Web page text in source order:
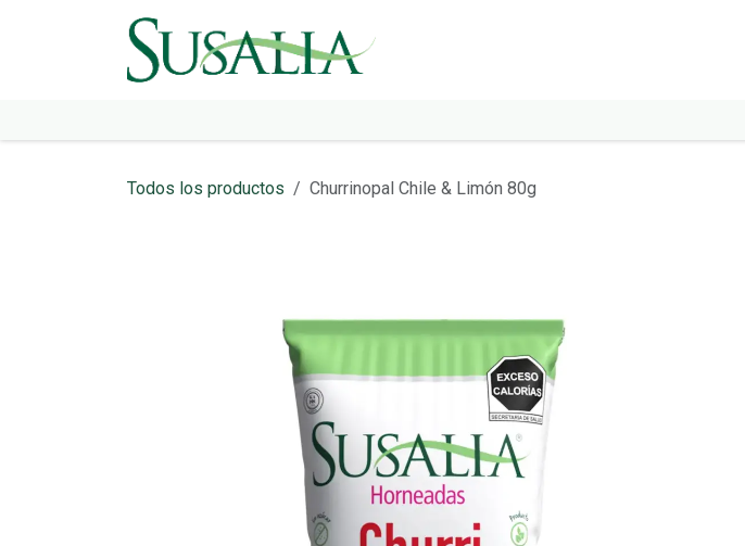
Todos los productos Churrinopal Chile & Limón 80g